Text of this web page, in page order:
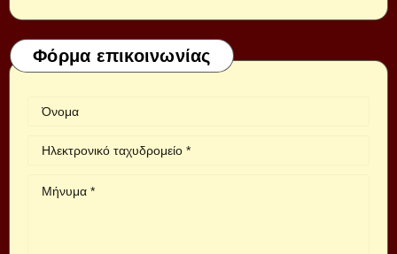
Φόρμα επικοινωνίας